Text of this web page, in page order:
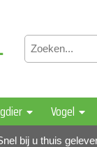
Vogel
bij u thuis